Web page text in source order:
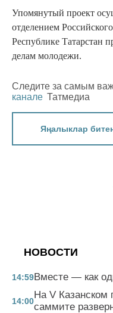
Упомянутый проект
отделением
Республике Татарстан
делам молодежи.
Следите за самым
канале Татмедиа
Яңалыклар
НОВОСТИ
14:59Вместе — как
14:00
На V Казанском
саммите